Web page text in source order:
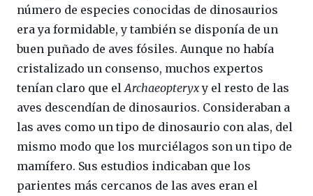
número de especies conocidas de dinosaurios
era ya formidable, y también se disponía de un
buen puñado de aves fósiles. Aunque no había
cristalizado un consenso, muchos expertos
tenían claro que elArchaeopteryxy el resto de las
aves descendían de dinosaurios. Consideraban a
las aves como un tipo de dinosaurio con alas, del
mismo modo que los murciélagos son un tipo de
mamífero. Sus estudios indicaban que los
parientes más cercanos de las aves eran el